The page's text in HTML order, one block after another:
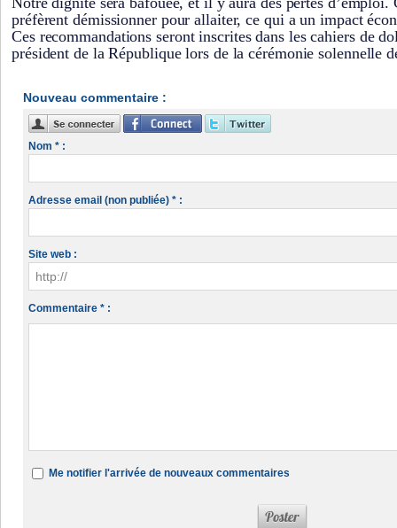
préfèrent démissionner pour allaiter, ce qui a un impact
Ces recommandations seront inscrites dans les cahiers de
président de la République lors de la cérémonie solennelle
Nouveau commentaire :
Nom * :
Adresse email (non publiée) * :
Site web :
Commentaire * :
Me notifier l'arrivée de nouveaux commentaires